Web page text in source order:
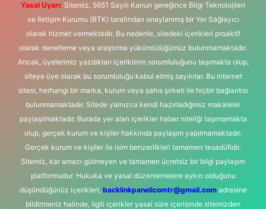
Yasal Uyarı: Sitemiz, 5651 Sayılı Kanun gereğince Bilgi Teknolojileri
ve İletişim Kurumu (BTK) tarafından onaylanmış bir Yer Sağlayıcı
olarak hizmet vermektedir. Bu nedenle, sitedeki içerikleri proaktif
olarak denetleme veya araştırma yükümlülüğümüz bulunmamaktadır.
Ancak, üyelerimiz yazdıkları içeriklerin sorumluluğunu taşımakta olup,
siteye üye olarak bu sorumluluğu kabul etmiş sayılırlar. Bu internet
sitesi, herhangi bir marka, kurum veya şahıs şirketi ile hiçbir bağlantısı
bulunmamaktadır. Sitede yalnızca kendi hazırladığımız makaleler
paylaşılmaktadır. Burada yer alan içerikler haber niteliği taşımamakta
olup, gerçek kurum ve kişiler hakkında paylaşım yapılmamaktadır.
Gerçek kurum ve kişiler ile isim benzerlikleri tamamen tesadüfidir.
Sitemiz, kar amacı gütmeyen ve tamamen ücretsiz bir bilgi paylaşım
platformudur. Hukuka ve yasal düzenlemelere aykırı olduğunu
düşündüğünüz içerikleri, backlinkpanelicomtr@gmail.comadresine
bildirmeniz halinde, ilgili içerikler yasal süre içerisinde sitemizden